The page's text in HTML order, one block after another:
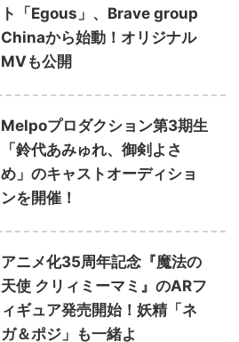
ト「Egous」、Brave group
Chinaから始動！オリジナル
MVも公開
Melpoプロダクション第3期生
「鈴代あみゅれ、御剣よさ
め」のキャストオーディショ
ンを開催！
アニメ化35周年記念『魔法の
天使 クリィミーマミ』のARフ
ィギュア発売開始！妖精「ネ
ガ＆ポジ」も一緒よ